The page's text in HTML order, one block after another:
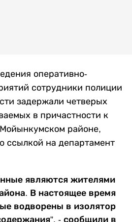
оперативно-
сотрудники полиции
задержали четверых
в причастности к
районе,
ссылкой на департамент
являются жителями
В настоящее время
водворены в изолятор
- сообщили в